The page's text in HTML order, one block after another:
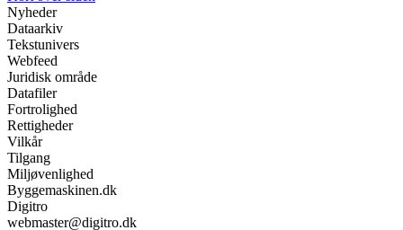
Nyheder
Dataarkiv
Tekstunivers
Webfeed
Juridisk område
Datafiler
Fortrolighed
Rettigheder
Vilkår
Tilgang
Miljøvenlighed
Byggemaskinen.dk
Digitro
webmaster@digitro.dk